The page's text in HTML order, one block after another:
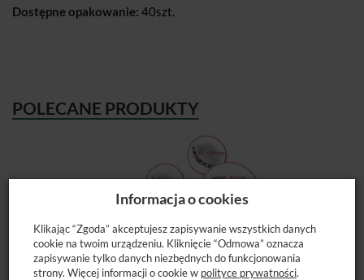
Dostępne opakowanie: 40szt.
POLECANE PRODUKTY
Informacja o cookies
Klikając “Zgoda” akceptujesz zapisywanie wszystkich danych
cookie na twoim urządzeniu. Kliknięcie “Odmowa” oznacza
zapisywanie tylko danych niezbędnych do funkcjonowania
strony. Więcej informacji o cookie w polityce prywatności.